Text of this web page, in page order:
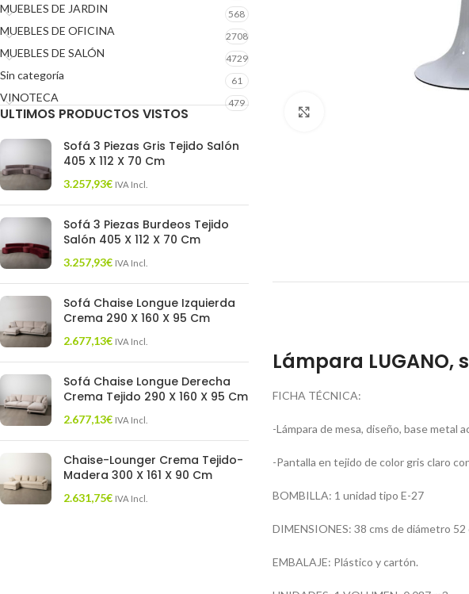
MUEBLES DE JARDIN 568
MUEBLES DE OFICINA 2708
MUEBLES DE SALÓN 4729
Sin categoría 61
VINOTECA 479
ULTIMOS PRODUCTOS VISTOS
Sofá 3 Piezas Gris Tejido Salón
405 X 112 X 70 Cm
3.257,93€ IVA Incl.
Sofá 3 Piezas Burdeos Tejido
Salón 405 X 112 X 70 Cm
3.257,93€ IVA Incl.
Sofá Chaise Longue Izquierda
Crema 290 X 160 X 95 Cm
2.677,13€ IVA Incl.
Sofá Chaise Longue Derecha
Crema Tejido 290 X 160 X 95 Cm
2.677,13€ IVA Incl.
Chaise-Lounger Crema Tejido-
Madera 300 X 161 X 90 Cm
2.631,75€ IVA Incl.
Lámpara
FICHA TÉCNICA:
-Lámpara de mesa, diseño, base metal
-Pantalla en tejido de color gris claro
BOMBILLA: 1 unidad tipo E-27
DIMENSIONES: 38 cms de diámetro 52
EMBALAJE: Plástico y cartón.